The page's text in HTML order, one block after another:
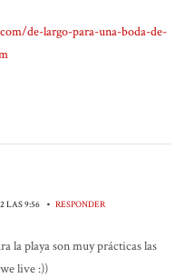
de-largo-para-una-boda-de-
LAS 9:56 • RESPONDER
la playa son muy prácticas las
live :))